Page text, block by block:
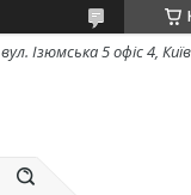
вул. Ізюмська 5 офіс 4,